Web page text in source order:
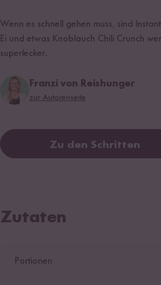
Wenn es schnell gehen muss, sind
Ei und etwas Knoblauch Chili Crunch
superlecker.
Franzi von Reishunger
zur Autorenseite
Zu den Schritten
Zutaten
Portionen